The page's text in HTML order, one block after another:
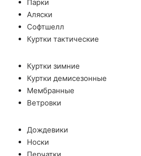
Парки
Аляски
Софтшелл
Куртки тактические
Куртки зимние
Куртки демисезонные
Мембранные
Ветровки
Дождевики
Носки